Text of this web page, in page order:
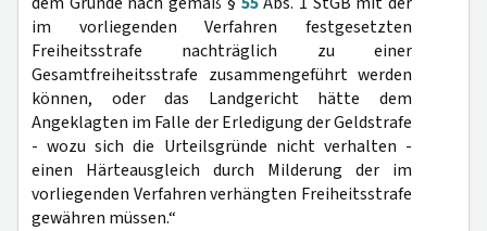
im vorliegenden Verfahren festgesetzten
Freiheitsstrafe nachträglich zu einer
Gesamtfreiheitsstrafe zusammengeführt werden
können, oder das Landgericht hätte dem
Angeklagten im Falle der Erledigung der Geldstrafe
- wozu sich die Urteilsgründe nicht verhalten -
einen Härteausgleich durch Milderung der im
vorliegenden Verfahren verhängten Freiheitsstrafe
gewähren müssen.“